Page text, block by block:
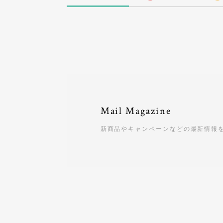
Mail Magazine
新商品やキャンペーンなどの最新情報